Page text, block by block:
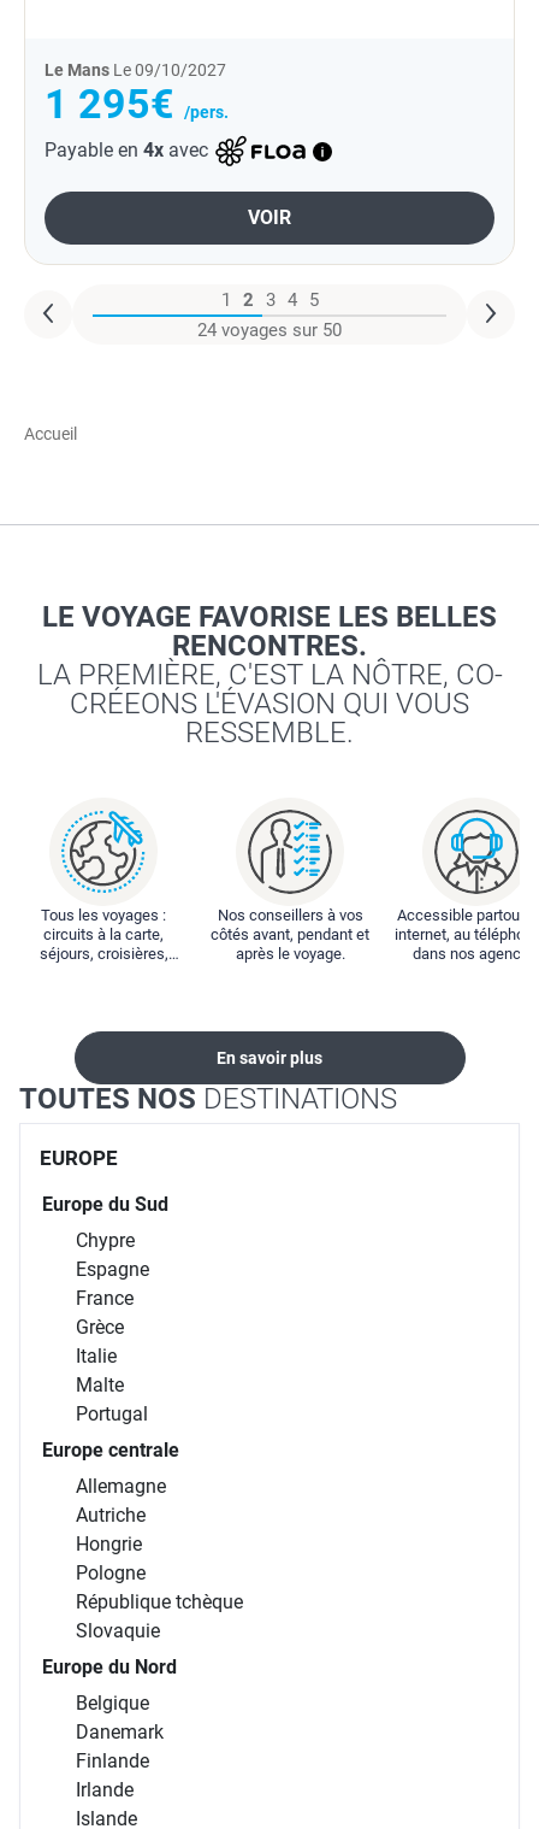
Le Mans Le 09/10/2027
1 295€ /pers.
Payable en 4x avec
VOIR
1 2 3 4
5
24 voyages sur 50
Accueil
LE VOYAGE FAVORISE LES BELLES
RENCONTRES.
LA PREMIÈRE, C'EST LA NÔTRE, CO-
CRÉEONS L'ÉVASION QUI VOUS
RESSEMBLE.
Tous les voyages :
circuits à la carte,
séjours, croisières,
Nos conseillers à vos
côtés avant, pendant et
après le voyage.
Accessible partout :
internet, au
dans nos
En savoir plus
TOUTES NOS DESTINATIONS
EUROPE
Europe du Sud
Chypre
Espagne
France
Grèce
Italie
Malte
Portugal
Europe centrale
Allemagne
Autriche
Hongrie
Pologne
République tchèque
Slovaquie
Europe du Nord
Belgique
Danemark
Finlande
Irlande
Islande